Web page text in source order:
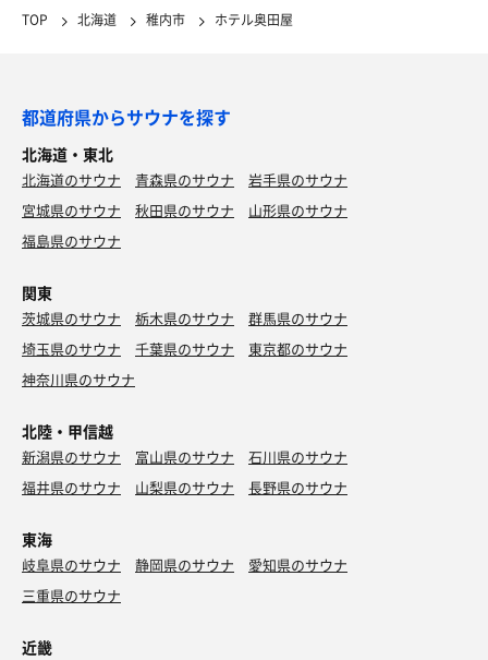
TOP 北海道 稚内市 ホテル奥田屋
都道府県からサウナを探す
北海道・東北
北海道のサウナ 青森県のサウナ
岩手県のサウナ
宮城県のサウナ
秋田県のサウナ
山形県のサウナ
福島県のサウナ
関東
茨城県のサウナ 栃木県のサウナ
群馬県のサウナ
埼玉県のサウナ
千葉県のサウナ
東京都のサウナ
神奈川県のサウナ
北陸・甲信越
新潟県のサウナ 富山県のサウナ
石川県のサウナ
福井県のサウナ
山梨県のサウナ 長野県のサウナ
東海
岐阜県のサウナ 静岡県のサウナ
愛知県のサウナ
三重県のサウナ
近畿